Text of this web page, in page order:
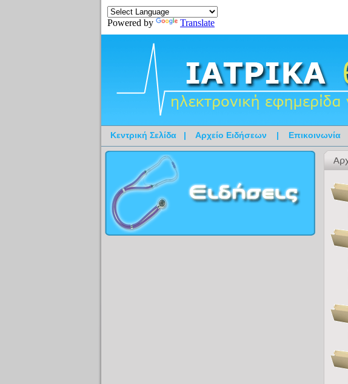
Powered by Translate
Κεντρική Σελίδα | Αρχείο Ειδήσεων | Επικοινωνία